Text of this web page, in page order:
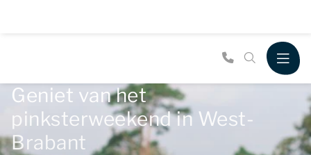
Geniet van het
pinksterweekend in West-
Brabant